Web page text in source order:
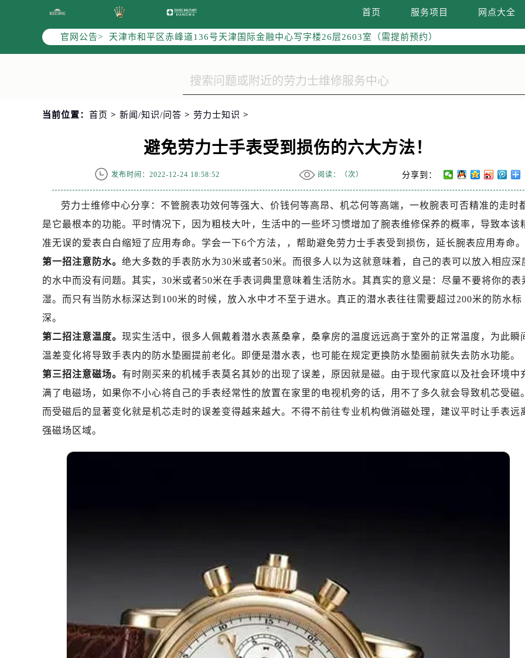
首页 服务项目 网点大全
官网公告>
北京市东城区东长安街1号东方广场写字楼W3座6层602室（需提前预约）
北京市朝阳区建国门外大街甲6号华熙国际中心写字楼D座11层1102室（需提前预约）
天津市和平区赤峰道136号天津国际金融中心写字楼26层2603室（需提前预约）
上海市徐汇区虹桥路3号港汇中心写字楼2座37层3705室（需提前预约）
南京市秦淮区中山南路1号（新街口）南京中心写字楼22层C1-1室（需提前预约）
徐州市鼓楼区淮海东路29号苏宁广场IFC国际金融中心写字楼35层3508室（需提前预约）
盐城市盐都区世纪大道5号盐城金融城写字楼1号楼16层1604室（需提前预约）
泰州市海陵区永定东路399号置地商务中心东塔写字楼（华润万象城）17层1706室（需提前预约）
杭州市上城区钱江路1366号华润大厦写字楼A座5层503-5室（需提前预约）
金华市金东区东市南街777号金华万达广场写字楼4号楼22层2209室（需提前预约）
嘉兴市南湖区广益路705号嘉兴世界贸易中心写字楼A座13层1304室（需提前预约）
南昌市红谷滩新区红谷中大道998号绿地双子塔（中央广场）A1座办公楼14层07室（需提前预约）
济南市历下区经十路11111号华润中心写字楼（万象城）15层1508室（需提前预约）
广州市天河区天河路230号万菱汇国际中心写字楼A塔7层704室（需提前预约）
深圳市罗湖区深南东路5001号华润大厦写字楼17层1701室（需提前预约）
惠州市惠城区江北文昌一路7号华贸大厦写字楼1座30层05室（需提前预约）
福州市鼓楼区五四路128-1号恒力城写字楼15层03室（需提前预约）
成都市锦江区人民东路6号SAC东原中心写字楼24层2406B室（需提前预约）
重庆市江北区观音桥步行街2号融恒时代广场写字楼9层902室（需提前预约）
大连市中山区人民路15号国际金融大厦7层G室（需提前预约）
佛山市禅城区季华五路57号万科金融中心C座12层1205室（需提前预约）
东莞市东城街道鸿福东路1号民盈国贸中心T1写字楼9层907室（需提前预约）
无锡市梁溪区人民中路139号恒隆广场写字楼1座11层1104室（需提前预约）
南通市崇川区工农路57号圆融广场写字楼16层1603室（需提前预约）
苏州市苏州工业园区星港街199号苏州中心办公楼C座22层08室（需提前预约）
当前位置： 首页 > 新闻/知识/问答 > 劳力士知识 >
避免劳力士手表受到损伤的六大方法！
发布时间：2022-12-24 18:58:52 阅读：（次） 分享到：
劳力士维修中心分享：不管腕表功效何等强大、价钱何等高昂、机芯何等高端，一枚腕表可否精准的走时
是它最根本的功能。平时情况下，因为粗枝大叶，生活中的一些坏习惯增加了腕表维修保养的概率，导致本该
准无误的爱表白白缩短了应用寿命。学会一下6个方法，，帮助避免劳力士手表受到损伤，延长腕表应用寿命。
第一招注意防水。 绝大多数的手表防水为30米或者50米。而很多人以为这就意味着，自己的表可以放入相应深
的水中而没有问题。其实，30米或者50米在手表词典里意味着生活防水。其真实的意义是：尽量不要将你的表
湿。而只有当防水标深达到100米的时候，放入水中才不至于进水。真正的潜水表往往需要超过200米的防水标
深。
第二招注意温度。 现实生活中，很多人佩戴着潜水表蒸桑拿，桑拿房的温度远远高于室外的正常温度，为此瞬
温差变化将导致手表内的防水垫圈提前老化。即便是潜水表，也可能在规定更换防水垫圈前就失去防水功能。
第三招注意磁场。 有时刚买来的机械手表莫名其妙的出现了误差，原因就是磁。由于现代家庭以及社会环境中
满了电磁场，如果你不小心将自己的手表经常性的放置在家里的电视机旁的话，用不了多久就会导致机芯受磁。
而受磁后的显著变化就是机芯走时的误差变得越来越大。不得不前往专业机构做消磁处理，建议平时让手表远
强磁场区域。